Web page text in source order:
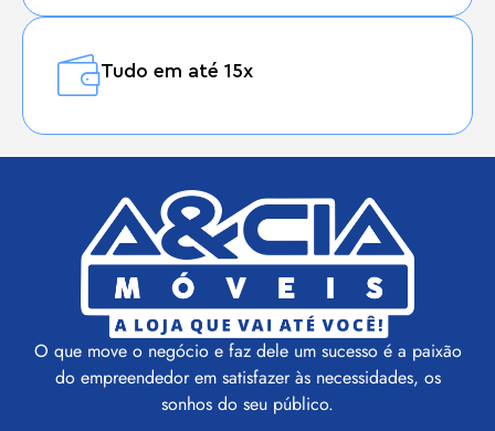
Tudo em até 15x
O que move o negócio e faz dele um sucesso é a paixão
do empreendedor em satisfazer às necessidades, os
sonhos do seu público.